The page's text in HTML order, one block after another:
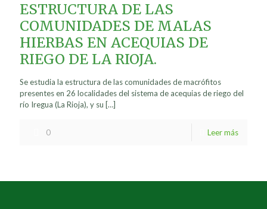
ESTRUCTURA DE LAS
COMUNIDADES DE MALAS
HIERBAS EN ACEQUIAS DE
RIEGO DE LA RIOJA.
Se estudia la estructura de las comunidades de macrófitos
presentes en 26 localidades del sistema de acequias de riego del
río Iregua (La Rioja), y su […]
0 Leer más